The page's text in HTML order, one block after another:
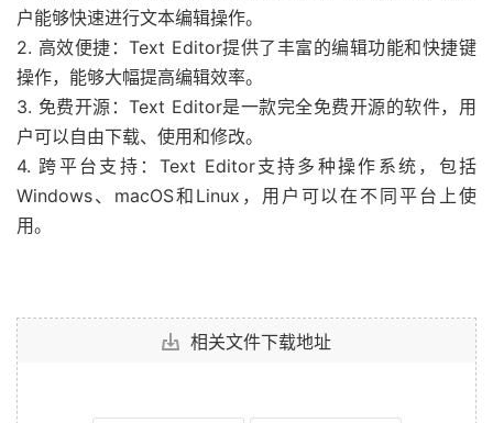
户能够快速进行文本编辑操作。
2. 高效便捷：Text Editor提供了丰富的编辑功能和快捷键
操作，能够大幅提高编辑效率。
3. 免费开源：Text Editor是一款完全免费开源的软件，用
户可以自由下载、使用和修改。
4. 跨平台支持：Text Editor支持多种操作系统，包括
Windows、macOS和Linux，用户可以在不同平台上使
用。
相关文件下载地址